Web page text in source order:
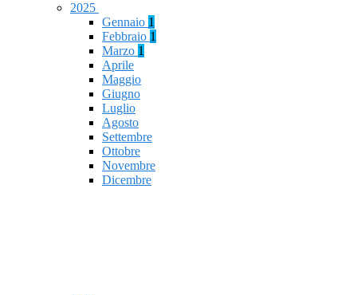
2025
Gennaio 1
Febbraio 1
Marzo 1
Aprile
Maggio
Giugno
Luglio
Agosto
Settembre
Ottobre
Novembre
Dicembre